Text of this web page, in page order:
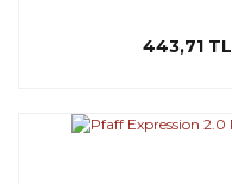
443,71 TL